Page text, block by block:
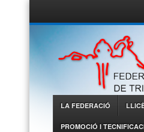
Federació
Triatló
Menu
LA FEDERACIÓ
PROMOCIÓ I